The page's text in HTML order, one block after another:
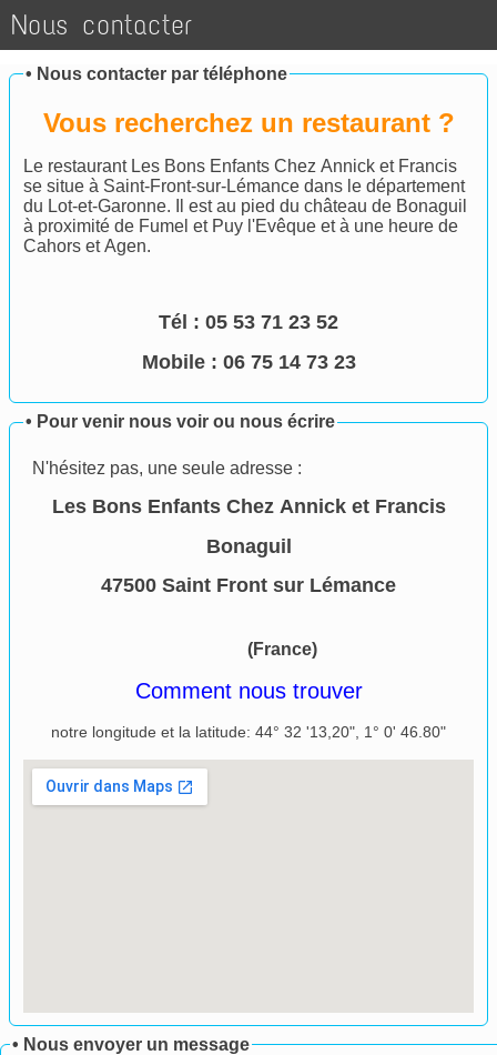
Nous contacter
• Nous contacter par téléphone
Vous recherchez un restaurant ?
Le restaurant Les Bons Enfants Chez Annick et Francis
se situe à Saint-Front-sur-Lémance dans le département
du Lot-et-Garonne. Il est au pied du château de Bonaguil
à proximité de Fumel et Puy l'Evêque et à une heure de
Cahors et Agen.
Tél : 05 53 71 23 52
Mobile : 06 75 14 73 23
• Pour venir nous voir ou nous écrire
N'hésitez pas, une seule adresse :
Les Bons Enfants Chez Annick et Francis
Bonaguil
47500 Saint Front sur Lémance​
(France)
Comment nous trouver
notre longitude et la latitude: 44° 32 '13,20", 1° 0' 46.80"
• Nous envoyer un message